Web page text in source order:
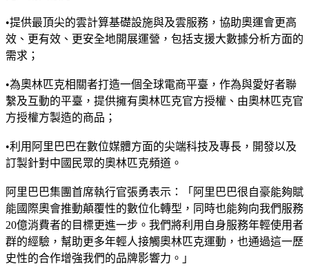
•提供最頂尖的雲計算基礎設施與及雲服務，協助奧運會更高
效、更有效、更安全地開展運營，包括支援大數據分析方面的
需求；
•為奧林匹克相關者打造一個全球電商平臺，作為與愛好者聯
繫及互動的平臺，提供擁有奧林匹克官方授權、由奧林匹克官
方授權方製造的商品；
•利用阿里巴巴在數位媒體方面的尖端科技及專長，開發以及
訂製針對中國民眾的奧林匹克頻道。
阿里巴巴集團首席執行官張勇表示：「阿里巴巴很自豪能夠賦
能國際奧會推動顛覆性的數位化轉型，同時也能夠向我們服務
20億消費者的目標更進一步。我們將利用自身服務年輕使用者
群的經驗，幫助更多年輕人接觸奧林匹克運動，也通過這一歷
史性的合作增強我們的品牌影響力。」